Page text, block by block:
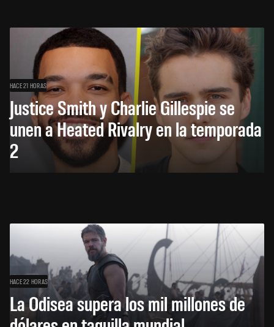
HACE 21 HORAS
Justice Smith y Charlie Gillespie se
unen a Heated Rivalry en la temporada
2
HACE 22 HORAS
La Odisea supera los mil millones de